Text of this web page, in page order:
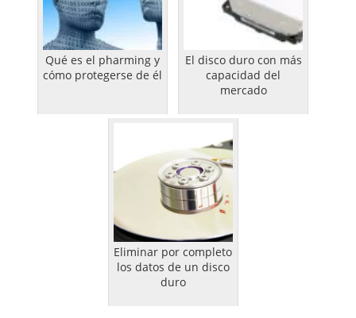
Qué es el pharming y
cómo protegerse de él
El disco duro con más
capacidad del
mercado
Eliminar por completo
los datos de un disco
duro